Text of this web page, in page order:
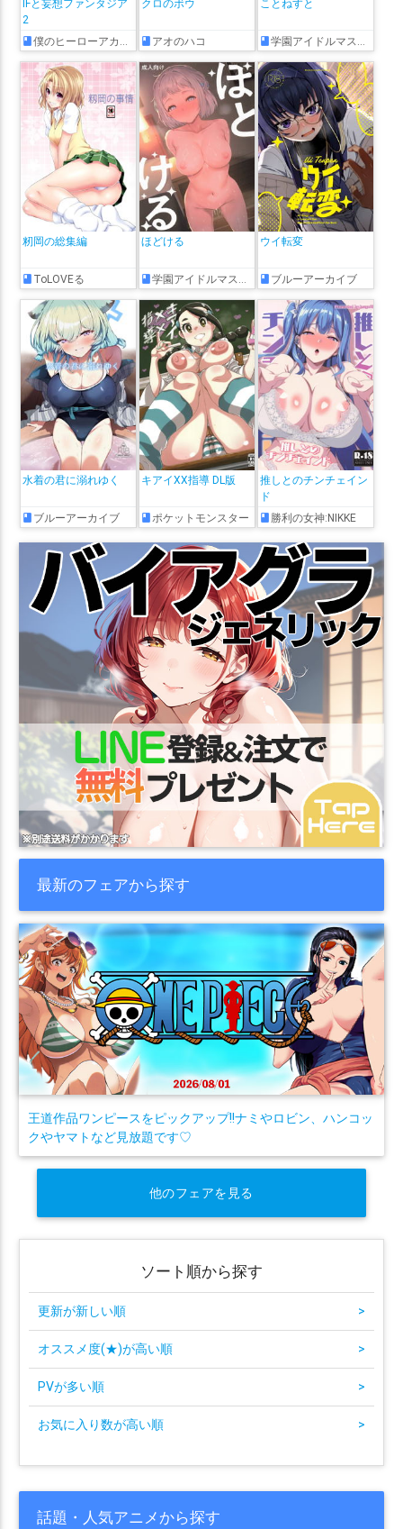
IFと妄想ファンタジア
2
僕のヒーローアカデミア
クロのボウ
アオのハコ
ことねすと
学園アイドルマスター
籾岡の総集編
ToLOVEる
ほどける
学園アイドルマスター
ウイ転変
ブルーアーカイブ
水着の君に溺れゆく
ブルーアーカイブ
キアイXX指導 DL版
ポケットモンスター
推しとのチンチェイン
ド
勝利の女神:NIKKE
最新のフェアから探す
王道作品ワンピースをピックアップ!!ナミやロビン、ハンコッ
クやヤマトなど見放題です♡
他のフェアを見る
ソート順から探す
更新が新しい順 >
オススメ度(★)が高い順 >
PVが多い順 >
お気に入り数が高い順 >
話題・人気アニメから探す